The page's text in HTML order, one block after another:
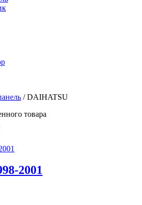
/ DAIHATSU
товара
2001